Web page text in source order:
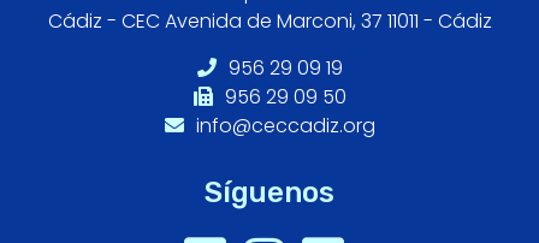
Cádiz - CEC Avenida de Marconi, 37 11011 - Cádiz
956 29 09 19
956 29 09 50
info@ceccadiz.org
Síguenos